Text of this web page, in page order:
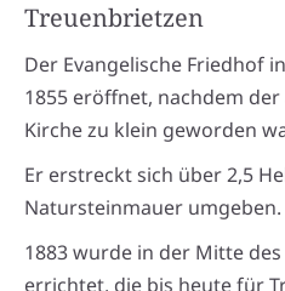
Treuenbrietzen
Der Evangelische Friedhof
1855 eröffnet, nachdem
Kirche zu klein geworden
Er erstreckt sich über 2,5
Natursteinmauer umgeben.
1883 wurde in der Mitte
errichtet, die bis heute für